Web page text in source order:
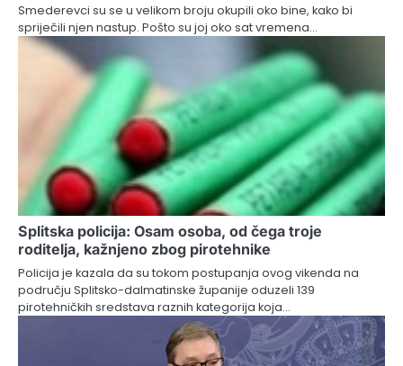
Smederevci su se u velikom broju okupili oko bine, kako bi
spriječili njen nastup. Pošto su joj oko sat vremena…
Splitska policija: Osam osoba, od čega troje
roditelja, kažnjeno zbog pirotehnike
Policija je kazala da su tokom postupanja ovog vikenda na
području Splitsko-dalmatinske županije oduzeli 139
pirotehničkih sredstava raznih kategorija koja…